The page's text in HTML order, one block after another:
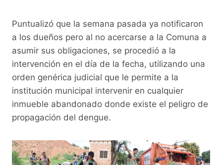
Puntualizó que la semana pasada ya notificaron
a los dueños pero al no acercarse a la Comuna a
asumir sus obligaciones, se procedió a la
intervención en el día de la fecha, utilizando una
orden genérica judicial que le permite a la
institución municipal intervenir en cualquier
inmueble abandonado donde existe el peligro de
propagación del dengue.